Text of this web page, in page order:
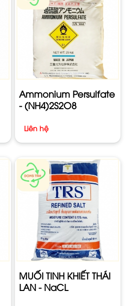
Ammonium Persulfate
- (NH4)2S2O8
Liên hệ
MUỐI TINH KHIẾT THÁI
LAN - NaCL